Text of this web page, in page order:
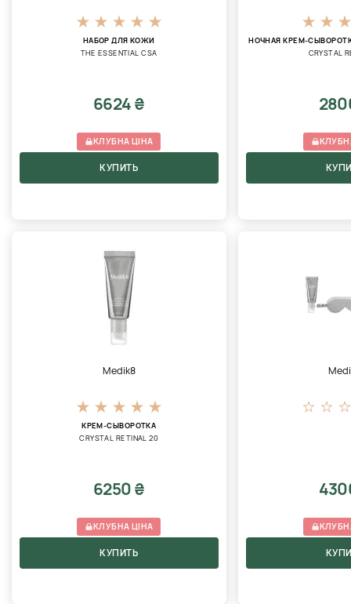
НАБОР ДЛЯ КОЖИ
THE ESSENTIAL CSA
6624 ₴
КЛУБНА ЦІНА
КУПИТЬ
НОЧНАЯ КРЕМ-
CRYSTAL
Medik8
КРЕМ-СЫВОРОТКА
CRYSTAL RETINAL 20
6250 ₴
КЛУБНА ЦІНА
КУПИТЬ